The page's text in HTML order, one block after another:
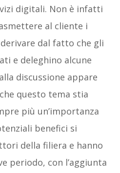
digitali. Non è infatti
al cliente i
dal fatto che gli
e deleghino alcune
discussione appare
questo tema stia
più un’importanza
benefici si
della filiera e hanno
periodo, con l’aggiunta